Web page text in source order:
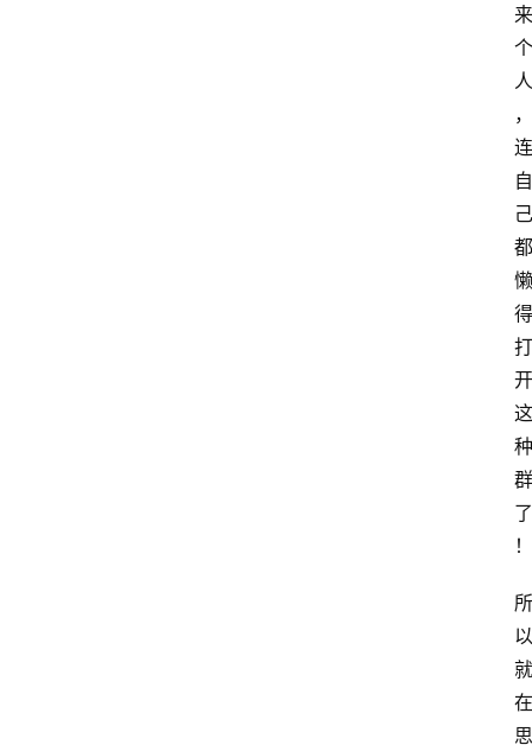
来
个
人
，
连
自
己
都
懒
得
打
开
这
种
群
了
！
所
以
就
在
思